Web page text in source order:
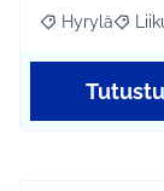
Rajaa tulokset
Hyrylä
Tutustu